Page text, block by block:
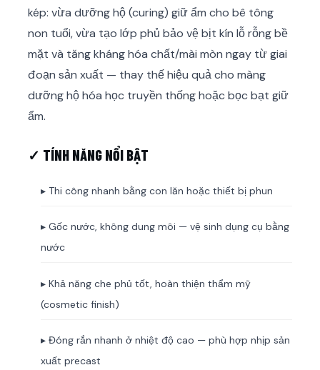
kép: vừa dưỡng hộ (curing) giữ ẩm cho bê tông
non tuổi, vừa tạo lớp phủ bảo vệ bịt kín lỗ rỗng bề
mặt và tăng kháng hóa chất/mài mòn ngay từ giai
đoạn sản xuất — thay thế hiệu quả cho màng
dưỡng hộ hóa học truyền thống hoặc bọc bạt giữ
ẩm.
✓ TÍNH NĂNG NỔI BẬT
▸ Thi công nhanh bằng con lăn hoặc thiết bị phun
▸ Gốc nước, không dung môi — vệ sinh dụng cụ bằng
nước
▸ Khả năng che phủ tốt, hoàn thiện thẩm mỹ
(cosmetic finish)
▸ Đóng rắn nhanh ở nhiệt độ cao — phù hợp nhịp sản
xuất precast